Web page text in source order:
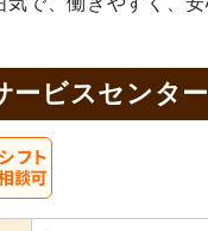
ービスセンタ